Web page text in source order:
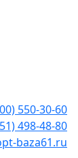
550-30-60
498-48-80
baza61.ru